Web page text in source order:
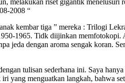
2008 “
kembar tiga ” mereka : Trilogi
1965. Tidk diijinkan
jeda dengan aroma sengak koran.
tulisan sederhana ini. Saya
yang menguatkan langkah, bahwa